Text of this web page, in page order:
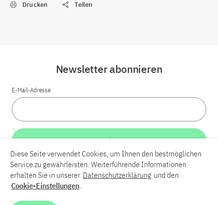
Drucken Teilen
LinkedInBlueskyYouTube
Newsletter abonnieren
E-Mail-Adresse
Weiter
Diese Seite verwendet Cookies, um Ihnen den bestmöglichen
Service zu gewährleisten. Weiterführende Informationen
erhalten Sie in unserer Datenschutzerklärung und den
Cookie-Einstellungen.